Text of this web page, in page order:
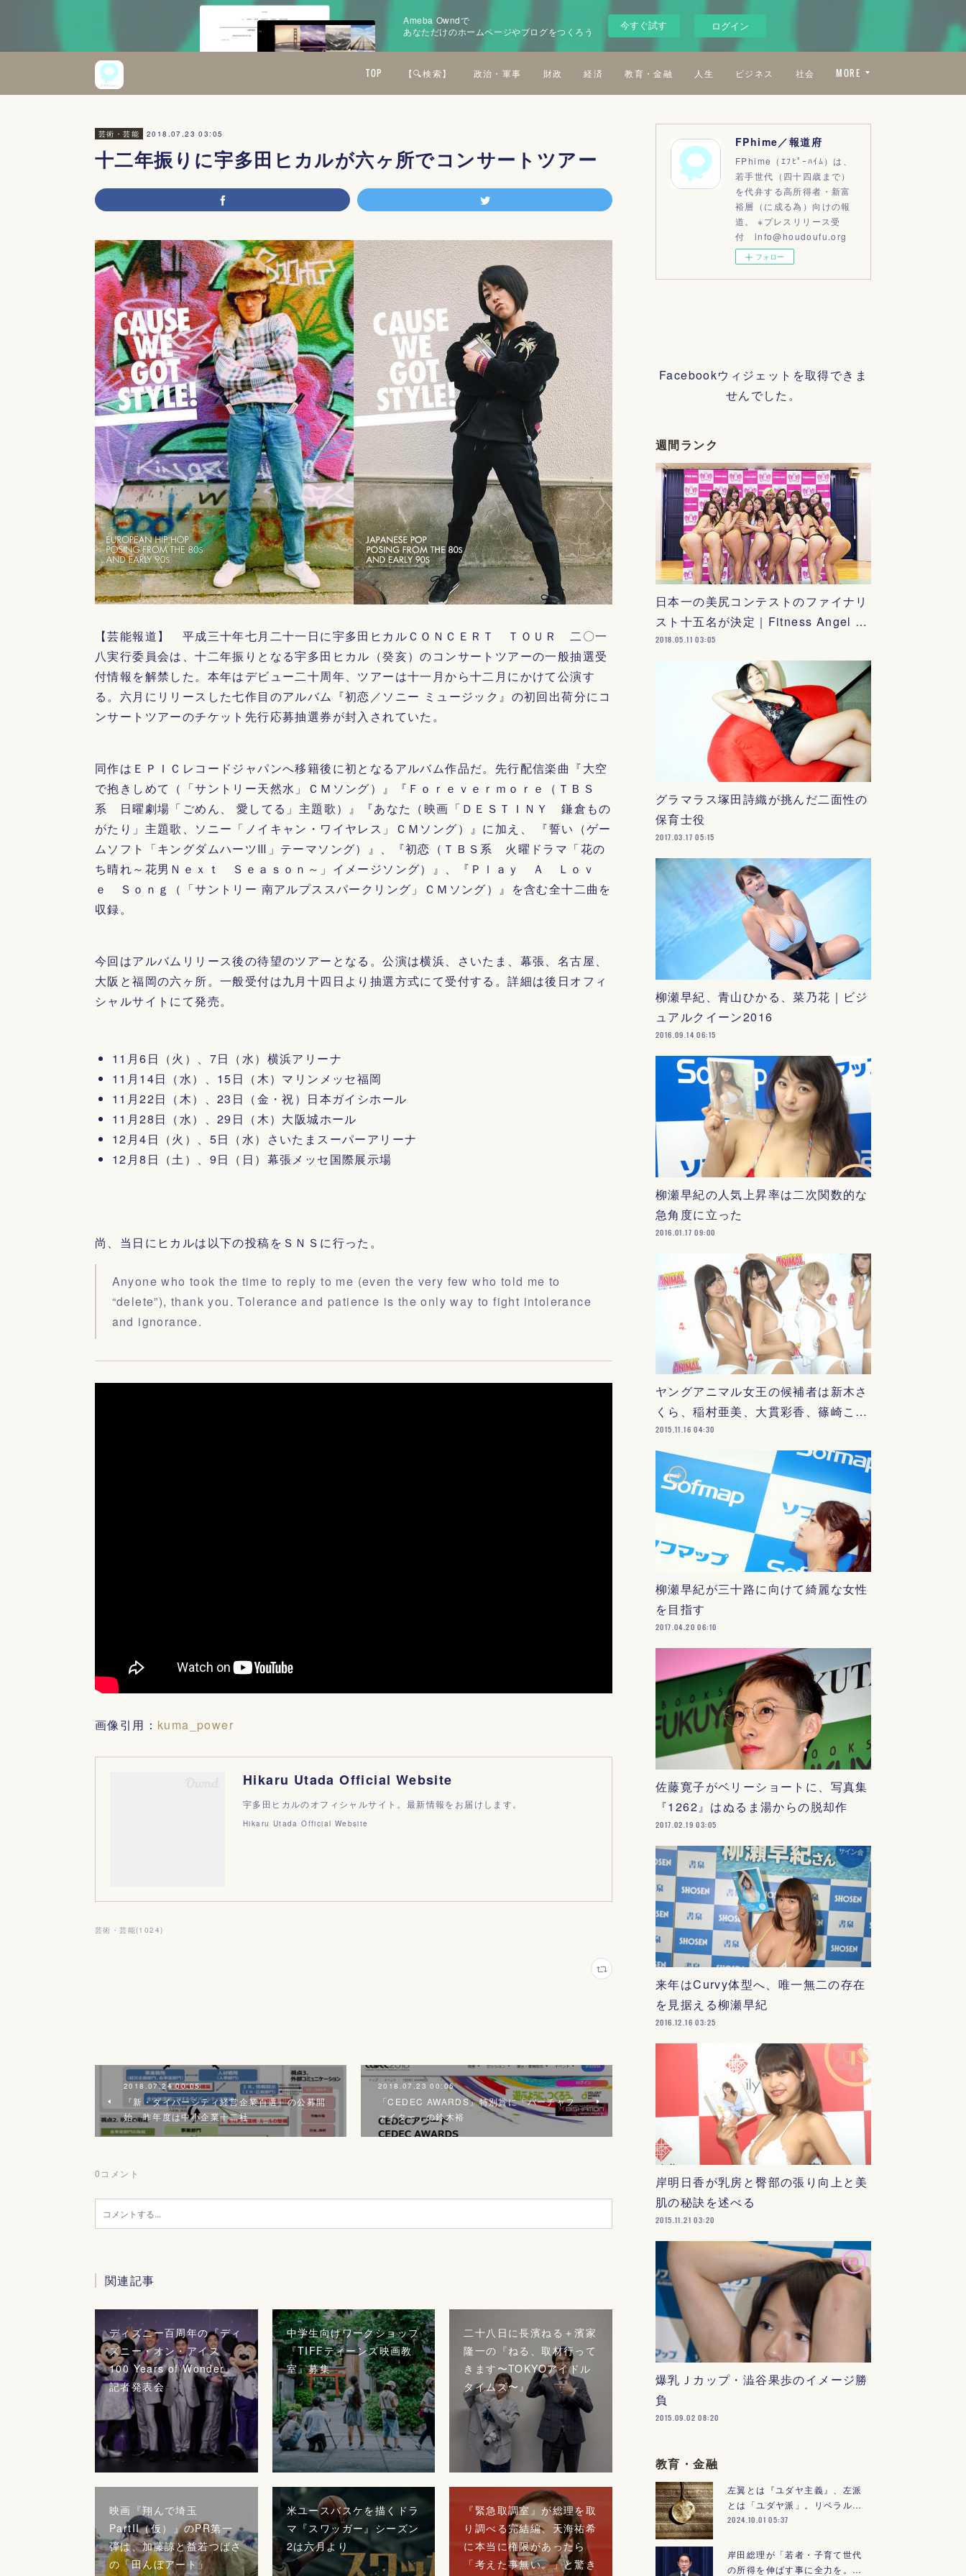
Ameba Owndで
あなただけのホームページやブログをつくろう
今すぐ試す ログイン
TOP 【🔍検索】 政治・軍事 財政 経済 教育・金融 人生 ビジネス 社会 MORE
芸術・芸能 2018.07.23 03:05
十二年振りに宇多田ヒカルが六ヶ所でコンサートツアー
【芸能報道】 平成三十年七月二十一日に宇多田ヒカルＣＯＮＣＥＲＴ ＴＯＵＲ 二〇一
八実行委員会は、十二年振りとなる宇多田ヒカル（癸亥）のコンサートツアーの一般抽選受
付情報を解禁した。本年はデビュー二十周年、ツアーは十一月から十二月にかけて公演す
る。六月にリリースした七作目のアルバム『初恋／ソニー ミュージック』の初回出荷分にコ
ンサートツアーのチケット先行応募抽選券が封入されていた。
同作はＥＰＩＣレコードジャパンへ移籍後に初となるアルバム作品だ。先行配信楽曲『大空
で抱きしめて（「サントリー天然水」ＣＭソング）』『Ｆｏｒｅｖｅｒｍｏｒｅ（ＴＢＳ
系 日曜劇場「ごめん、 愛してる」主題歌）』『あなた（映画「ＤＥＳＴＩＮＹ 鎌倉もの
がたり」主題歌、ソニー「ノイキャン・ワイヤレス」ＣＭソング）』に加え、 『誓い（ゲー
ムソフト「キングダムハーツⅢ」テーマソング）』、『初恋（ＴＢＳ系 火曜ドラマ「花の
ち晴れ～花男Ｎｅｘｔ Ｓｅａｓｏｎ～」イメージソング）』、『Ｐｌａｙ Ａ Ｌｏｖ
ｅ Ｓｏｎｇ（「サントリー 南アルプススパークリング」ＣＭソング）』を含む全十二曲を
収録。
今回はアルバムリリース後の待望のツアーとなる。公演は横浜、さいたま、幕張、名古屋、
大阪と福岡の六ヶ所。一般受付は九月十四日より抽選方式にて受付する。詳細は後日オフィ
シャルサイトにて発売。
11月6日（火）、7日（水）横浜アリーナ
11月14日（水）、15日（木）マリンメッセ福岡
11月22日（木）、23日（金・祝）日本ガイシホール
11月28日（水）、29日（木）大阪城ホール
12月4日（火）、5日（水）さいたまスーパーアリーナ
12月8日（土）、9日（日）幕張メッセ国際展示場
尚、当日にヒカルは以下の投稿をＳＮＳに行った。
Anyone who took the time to reply to me (even the very few who told me to
“delete”), thank you. Tolerance and patience is the only way to fight intolerance
and ignorance.
画像引用： kuma_power
Hikaru Utada Official Website
宇多田ヒカルのオフィシャルサイト。最新情報をお届けします。
Hikaru Utada Official Website
芸術・芸能(1024)
2018.07.24 00:05
『新・ダイバーシティ経営企業百選』の公募開
始、昨年度は中小企業十二社
2018.07.23 00:05
「CEDEC AWARDS」特別賞に「バーチャフ
ァイター」の鈴木裕
0 コメント
関連記事
ディズニー百周年の『ディ
ズニー・オン・アイス
100 Years of Wonder』
記者発表会
中学生向けワークショップ
『TIFFティーンズ映画教
室』募集
二十八日に長濱ねる＋濱家
隆一の『ねる、取材行って
きます〜TOKYOアイドル
タイムズ〜』
映画『翔んで埼玉
PartII（仮）』のPR第一
弾は、加藤諒と益若つばさ
の「田んぼアート」
米ユースバスケを描くドラ
マ『スワッガー』シーズン
2は六月より
『緊急取調室』が総理を取
り調べる完結編、天海祐希
に本当に権限があったら
「考えた事無い。」と驚き
FPhime／報道府
FPhime（ｴﾌﾋﾟｰﾊｲﾑ）は、
若手世代（四十四歳まで）
を代弁する高所得者・新富
裕層（に成る為）向けの報
道。 ※プレスリリース受
付 info@houdoufu.org
フォロー
Facebookウィジェットを取得できま
せんでした。
週間ランク
日本一の美尻コンテストのファイナリ
スト十五名が決定｜Fitness Angel …
2018.05.11 03:05
グラマラス塚田詩織が挑んだ二面性の
保育士役
2017.03.17 05:15
柳瀬早紀、青山ひかる、菜乃花｜ビジ
ュアルクイーン2016
2016.09.14 06:15
柳瀬早紀の人気上昇率は二次関数的な
急角度に立った
2016.01.17 09:00
ヤングアニマル女王の候補者は新木さ
くら、稲村亜美、大貫彩香、篠崎こ…
2015.11.16 04:30
柳瀬早紀が三十路に向けて綺麗な女性
を目指す
2017.04.20 06:10
佐藤寛子がベリーショートに、写真集
『1262』はぬるま湯からの脱却作
2017.02.19 03:05
来年はCurvy体型へ、唯一無二の存在
を見据える柳瀬早紀
2016.12.16 03:25
岸明日香が乳房と臀部の張り向上と美
肌の秘訣を述べる
2015.11.21 03:20
爆乳Ｊカップ・澁谷果歩のイメージ勝
負
2015.09.02 08:20
教育・金融
左翼とは『ユダヤ主義』、左派
とは「ユダヤ派」。リベラル…
2024.10.01 05:37
岸田総理が「若者・子育て世代
の所得を伸ばす事に全力を。…